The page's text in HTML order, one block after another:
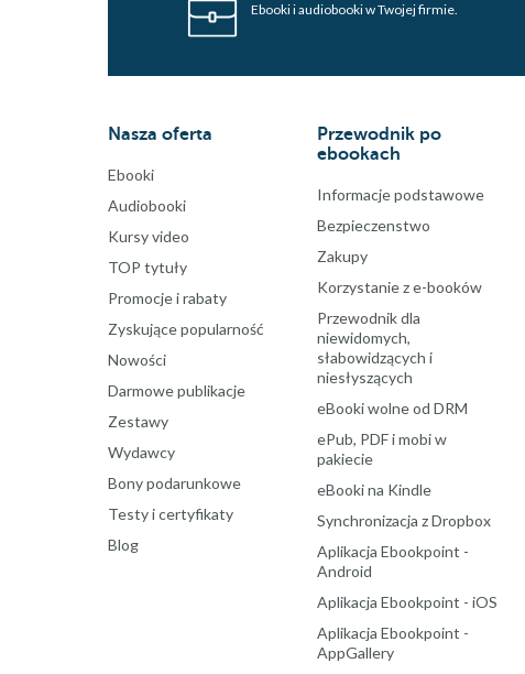
Ebooki i audiobooki w Twojej firmie.
Nasza oferta
Ebooki
Audiobooki
Kursy video
TOP tytuły
Promocje i rabaty
Zyskujące popularność
Nowości
Darmowe publikacje
Zestawy
Wydawcy
Bony podarunkowe
Testy i certyfikaty
Blog
Przewodnik po
ebookach
Informacje podstawowe
Bezpieczenstwo
Zakupy
Korzystanie z e-booków
Przewodnik dla
niewidomych,
słabowidzących i
niesłyszących
eBooki wolne od DRM
ePub, PDF i mobi w
pakiecie
eBooki na Kindle
Synchronizacja z Dropbox
Aplikacja Ebookpoint -
Android
Aplikacja Ebookpoint - iOS
Aplikacja Ebookpoint -
AppGallery